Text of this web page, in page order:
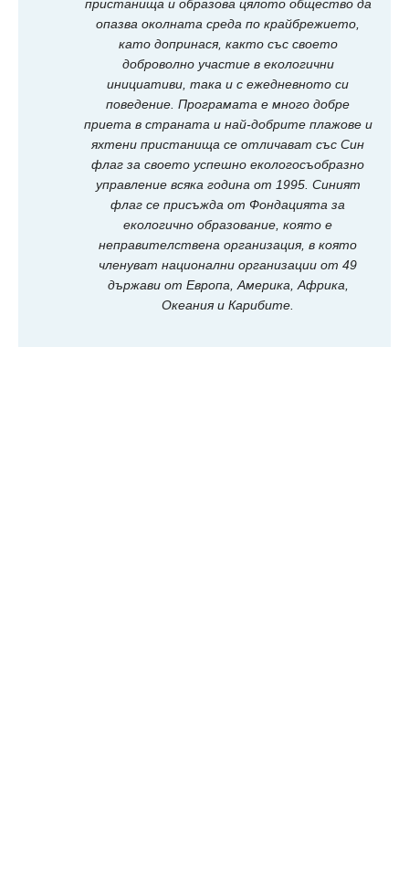
пристанища и образова цялото общество да
опазва околната среда по крайбрежието,
като допринася, както със своето
доброволно участие в екологични
инициативи, така и с ежедневното си
поведение. Програмата е много добре
приета в страната и най-добрите плажове и
яхтени пристанища се отличават със Син
флаг за своето успешно екологосъобразно
управление всяка година от 1995. Синият
флаг се присъжда от Фондацията за
екологично образование, която е
неправителствена организация, в която
членуват национални организации от 49
държави от Европа, Америка, Африка,
Океания и Карибите.